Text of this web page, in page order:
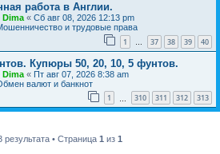
работа в Англии.
Dima « Сб авг 08, 2026 12:13 pm
и трудовые права
1 … 37 38 39 40
Купюры 50, 20, 10, 5 фунтов.
Dima « Пт авг 07, 2026 8:38 am
валют и банкнот
1 310 311 312 313
результата • Страница 1из 1